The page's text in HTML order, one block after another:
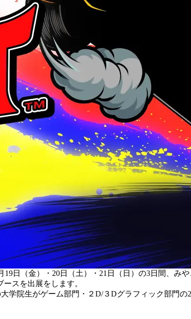
日（金）・20日（土）・21日（日）の3日間、み
スを出展をします。
院生がゲーム部門・２D/３Dグラフィック部門の